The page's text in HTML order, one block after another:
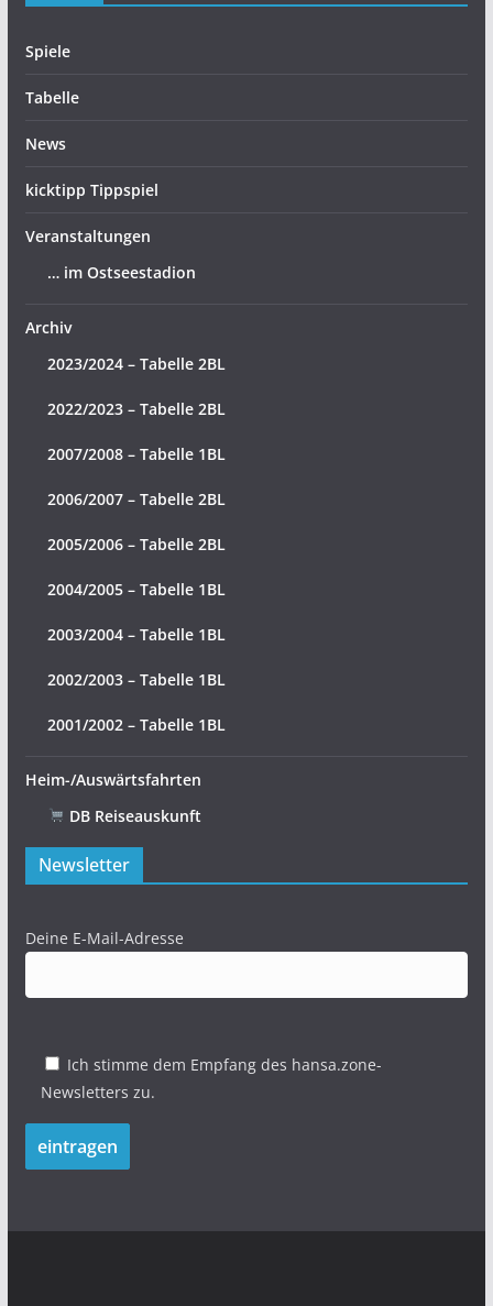
Spiele
Tabelle
News
kicktipp Tippspiel
Veranstaltungen
… im Ostseestadion
Archiv
2023/2024 – Tabelle 2BL
2022/2023 – Tabelle 2BL
2007/2008 – Tabelle 1BL
2006/2007 – Tabelle 2BL
2005/2006 – Tabelle 2BL
2004/2005 – Tabelle 1BL
2003/2004 – Tabelle 1BL
2002/2003 – Tabelle 1BL
2001/2002 – Tabelle 1BL
Heim-/Auswärtsfahrten
DB Reiseauskunft
Newsletter
Deine E-Mail-Adresse
Ich stimme dem Empfang des hansa.zone-
Newsletters zu.